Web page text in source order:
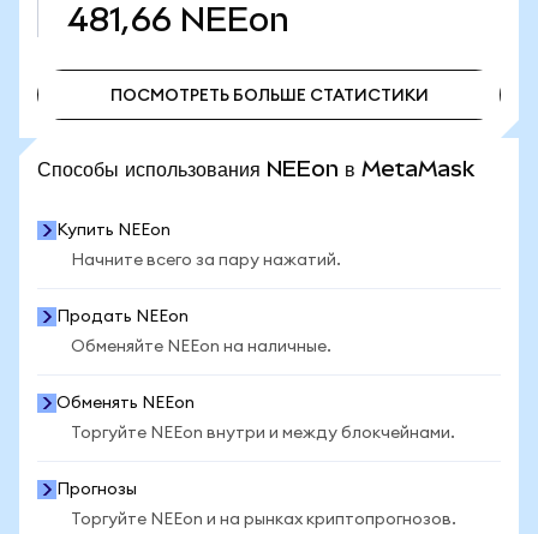
481,66 NEEon
ПОСМОТРЕТЬ БОЛЬШЕ СТАТИСТИКИ
Способы использования NEEon в MetaMask
Купить NEEon
Начните всего за пару нажатий.
Продать NEEon
Обменяйте NEEon на наличные.
Обменять NEEon
Торгуйте NEEon внутри и между блокчейнами.
Прогнозы
Торгуйте NEEon и на рынках криптопрогнозов.